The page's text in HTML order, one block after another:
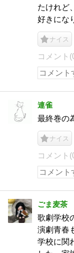
たけれど
好きにな
ナイス
コメント
連雀
最終巻の
ナイス
コメント
ごま麦茶
歌劇学校
演劇青春
学校に関